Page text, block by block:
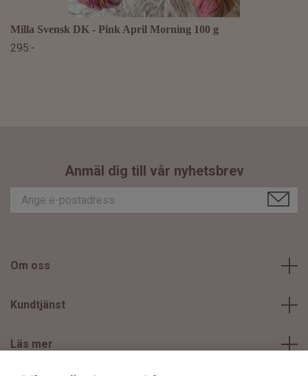
Milla Svensk DK - Pink April Morning 100 g
295:-
Anmäl dig till vår nyhetsbrev
Om oss
Kundtjänst
Läs mer